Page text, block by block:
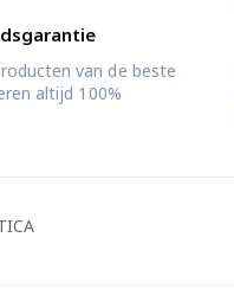
van de beste
altijd 100%